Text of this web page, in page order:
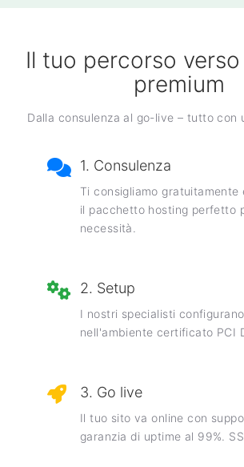
Il tuo percorso
premium
Dalla consulenza al go-live – tutto con
1. Consulenza
Ti consigliamo gratuitamente
il pacchetto hosting perfetto
necessità.
2. Setup
I nostri specialisti
nell'ambiente certificato PCI
3. Go live
Il tuo sito va online con
garanzia di uptime al 99%.